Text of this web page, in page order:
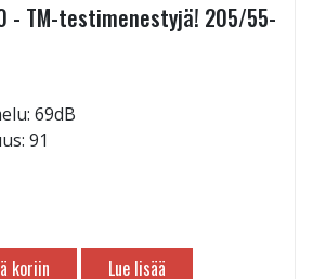
- TM-testimenestyjä! 205/55-
69dB
91
koriin Lue lisää